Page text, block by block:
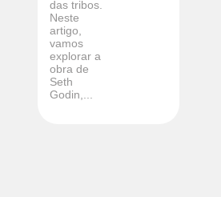
das tribos.
Neste
artigo,
vamos
explorar a
obra de
Seth
Godin,...